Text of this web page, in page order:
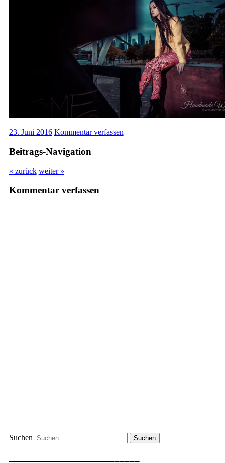
23. Juni 2016 Kommentar verfassen
Beitrags-Navigation
« zurück weiter »
Kommentar verfassen
Suchen